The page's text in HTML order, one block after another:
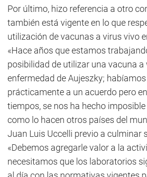
Por último, hizo referencia a otro
también está vigente en lo que
utilización de vacunas a virus vivo
«Hace años que estamos
posibilidad de utilizar una vacuna a
enfermedad de Aujeszky;
prácticamente a un acuerdo pero
tiempos, se nos ha hecho imposible
como lo hacen otros países del
Juan Luis Uccelli previo a culminar
«Debemos agregarle valor a la
necesitamos que los laboratorios